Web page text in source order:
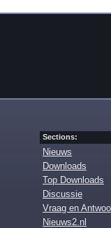
Sections:
Nieuws
Downloads
Top Downloads
Discussie
Vraag en
Nieuws2.nl